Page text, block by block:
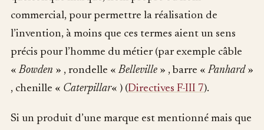
commercial, pour permettre la réalisation de
l’invention, à moins que ces termes aient un sens
précis pour l’homme du métier (par exemple câble
«Bowden » , rondelle «Belleville » , barre «Panhard»
, chenille « Caterpillar« ) (Directives F-III 7).
Si un produit d’une marque est mentionné mais que